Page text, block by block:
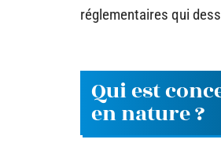
réglementaires qui
Qui est
en nature ?